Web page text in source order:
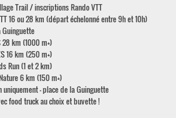
Trail / inscriptions Rando VTT
16 ou 28 km (départ échelonné entre 9h et 10h)
Guinguette
28 km (1000 m+)
16 km (250 m+)
Run (1 et 2 km)
6 km (150 m+)
uniquement - place de la Guinguette
food truck au choix et buvette !